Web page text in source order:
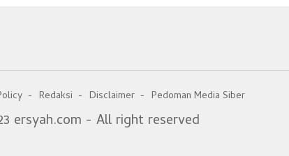
Redaksi Disclaimer Pedoman Media Siber
ersyah.com - All right reserved